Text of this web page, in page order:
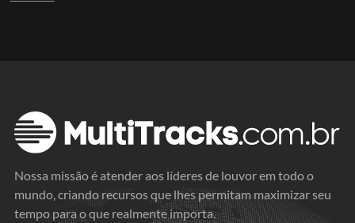
Nossa missão é atender aos líderes de louvor em todo o
mundo, criando recursos que lhes permitam maximizar seu
tempo para o que realmente importa.